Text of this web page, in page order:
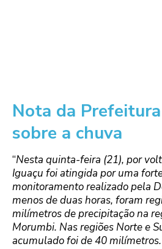
Nota da
sobre a chuva
“Nesta quinta-feira (21), por
Iguaçu foi atingida por uma
monitoramento realizado pela
menos de duas horas, foram
milímetros de precipitação na
Morumbi. Nas regiões Norte e
acumulado foi de 40 milímetros.